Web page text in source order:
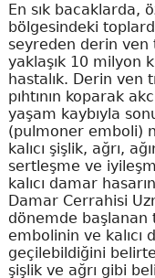
En sık bacaklarda,
bölgesindeki
seyreden derin ven
yaklaşık 10 milyon
hastalık. Derin ven
pıhtının koparak
yaşam kaybıyla
(pulmoner emboli)
kalıcı şişlik, ağrı,
sertleşme ve
kalıcı damar
Damar Cerrahisi
dönemde başlanan
embolinin ve kalıcı
geçilebildiğini
şişlik ve ağrı gibi